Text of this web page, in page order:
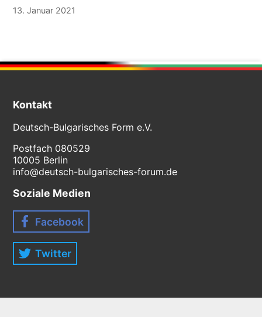
13. Januar 2021
Kontakt
Deutsch-Bulgarisches Form e.V.
Postfach 080529
10005 Berlin
info@deutsch-bulgarisches-forum.de
Soziale Medien
Facebook
Twitter